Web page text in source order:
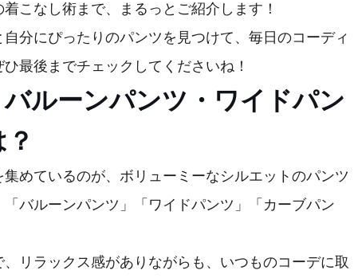
こなし術まで、まるっとご紹介します！
分にぴったりのパンツを見つけて、毎日のコーディ
最後までチェックしてくださいね！
バルーンパンツ・ワイドパン
めているのが、ボリューミーなシルエットのパンツ
バルーンパンツ」「ワイドパンツ」「カーブパン
リラックス感がありながらも、いつものコーデに取